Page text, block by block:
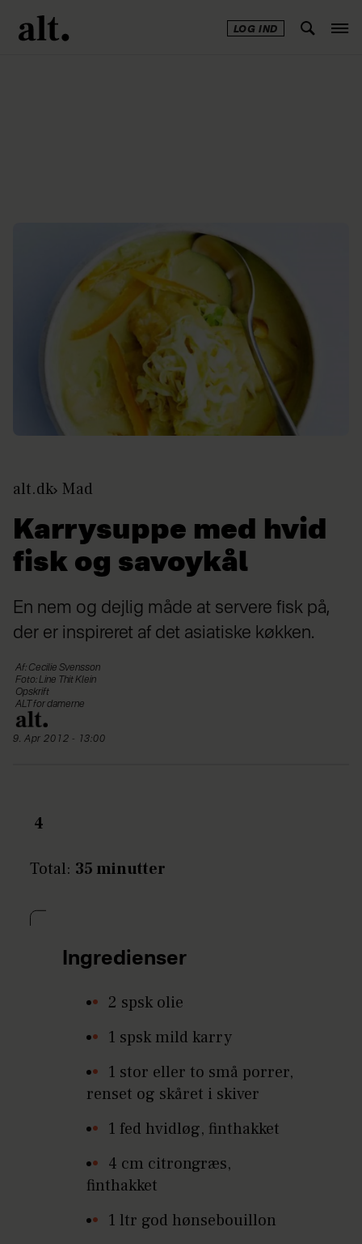
LOG IND
alt.dk Mad
Karrysuppe med hvid
fisk og savoykål
En nem og dejlig måde at servere fisk på,
der er inspireret af det asiatiske køkken.
Af: Cecilie Svensson
Foto: Line Thit Klein
Opskrift
ALT for damerne
9. Apr 2012 - 13:00
4
Total: 35 minutter
Ingredienser
2 spsk olie
1 spsk mild karry
1 stor eller to små porrer,
renset og skåret i skiver
1 fed hvidløg, finthakket
4 cm citrongræs,
finthakket
1 ltr god hønsebouillon